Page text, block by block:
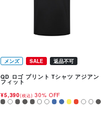
メンズ SALE 返品不可
QD ロゴ プリント Tシャツ アジアン
フィット
¥5,390(税込) 30% OFF